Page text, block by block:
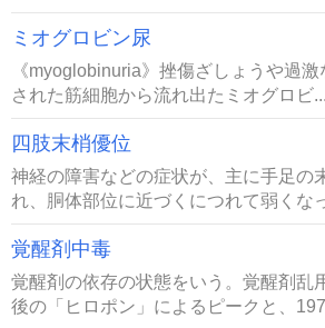
ミオグロビン尿
《myoglobinuria》挫傷ざしょうや過
された筋細胞から流れ出たミオグロビ...
四肢末梢優位
神経の障害などの症状が、主に手足の
れ、胴体部位に近づくにつれて弱くな
覚醒剤中毒
覚醒剤の依存の状態をいう。覚醒剤乱
後の「ヒロポン」によるピークと、